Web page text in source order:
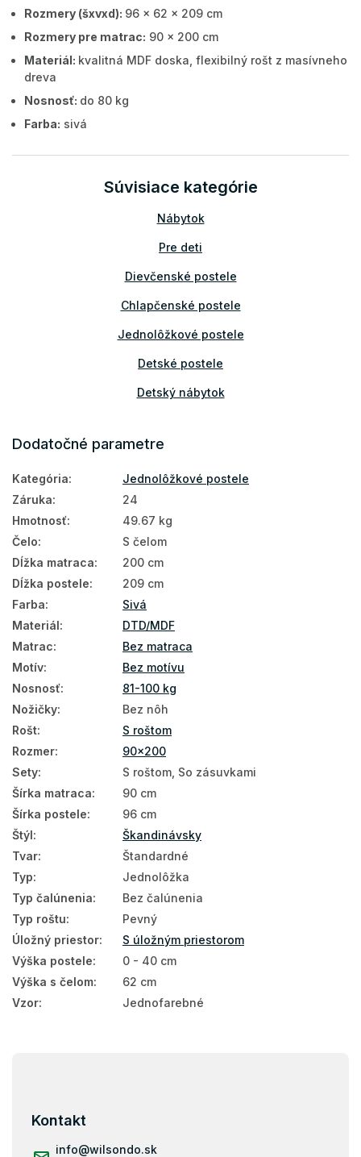
Rozmery (šxvxd): 96 x 62 x 209 cm
Rozmery pre matrac: 90 x 200 cm
Materiál: kvalitná MDF doska, flexibilný rošt z masívneho
dreva
Nosnosť: do 80 kg
Farba: sivá
Súvisiace kategórie
Nábytok
Pre deti
Dievčenské postele
Chlapčenské postele
Jednolôžkové postele
Detské postele
Detský nábytok
Detské postele a postieľky
Dodatočné parametre
Kategória:
Jednolôžkové postele
Záruka:
24
Hmotnosť:
49.67 kg
Čelo:
S čelom
Dĺžka matraca:
200 cm
Dĺžka postele:
209 cm
Farba:
Sivá
Materiál:
DTD/MDF
Matrac:
Bez matraca
Motív:
Bez motívu
Nosnosť:
81-100 kg
Nožičky:
Bez nôh
Rošt:
S roštom
Rozmer:
90x200
Sety:
S roštom, So zásuvkami
Šírka matraca:
90 cm
Šírka postele:
96 cm
Štýl:
Škandinávsky
Tvar:
Štandardné
Typ:
Jednolôžka
Typ čalúnenia:
Bez čalúnenia
Typ roštu:
Pevný
Úložný priestor:
S úložným priestorom
Výška postele:
0 - 40 cm
Výška s čelom:
62 cm
Vzor: Jednofarebné
Kontakt
info@wilsondo.sk